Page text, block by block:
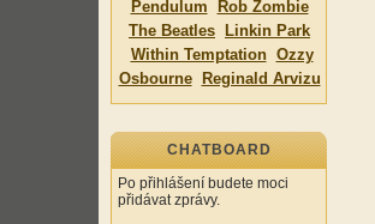
Pendulum
Rob Zombie
The Beatles
Linkin Park
Within Temptation Ozzy
Osbourne
Reginald Arvizu
CHATBOARD
Po přihlášení budete moci
přidávat zprávy.